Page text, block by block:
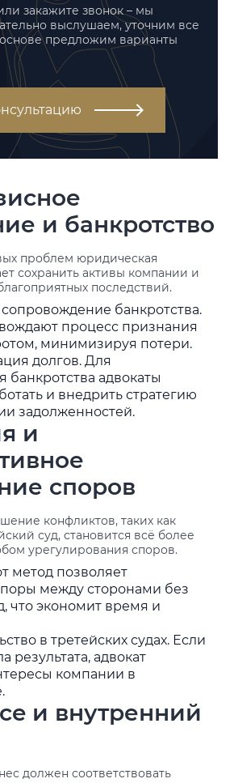
закажите звонок – мы
выслушаем, уточним все
предложим варианты
и банкротство
проблем юридическая
сохранить активы компании и
последствий.
банкротства.
процесс признания
минимизируя потери.
долгов. Для
адвокаты
и внедрить стратегию
задолженностей.
и
споров
конфликтов, таких как
суд, становится всё более
урегулирования споров.
метод позволяет
между сторонами без
что экономит время и
в третейских судах. Если
результата, адвокат
компании в
и внутренний
должен соответствовать